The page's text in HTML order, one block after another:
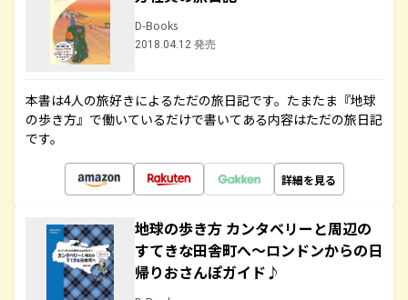
D-Books
2018.04.12 発売
本書は4人の旅好きによるただの旅日記です。たまたま『地球
の歩き方』で働いているだけで書いてある内容はただの旅日記
です。
詳細を見る
地球の歩き方 カンタベリーと周辺の
すてきな田舎町へ～ロンドンからの日
帰りおさんぽガイド♪